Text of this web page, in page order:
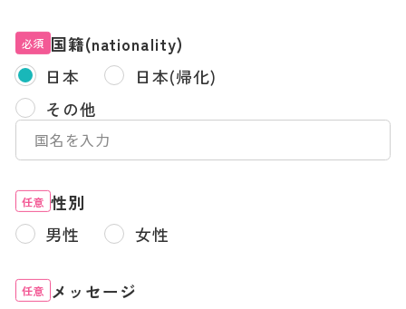
必須 国籍(nationality)
日本
日本(帰化)
その他
任意 性別
男性
女性
任意 メッセージ